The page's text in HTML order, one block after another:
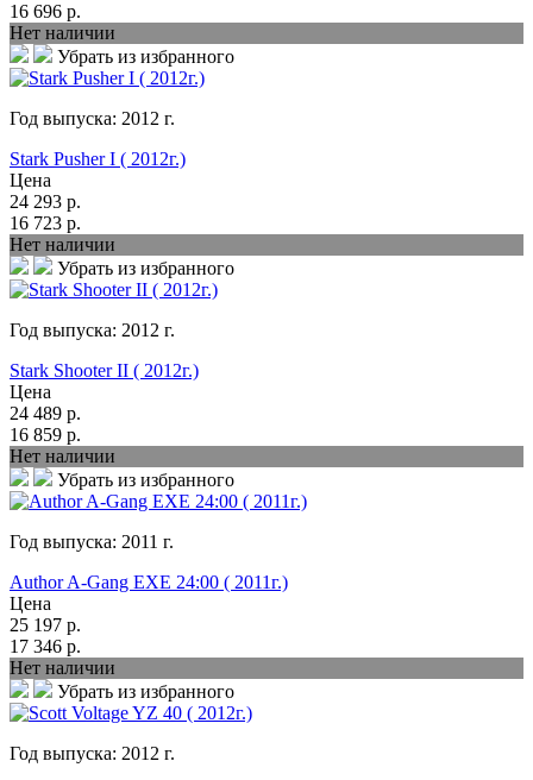
16 696 р.
Нет наличии
Убрать из избранного
Год выпуска: 2012 г.
Stark Pusher I ( 2012г.)
Цена
24 293 р.
16 723 р.
Нет наличии
Убрать из избранного
Год выпуска: 2012 г.
Stark Shooter II ( 2012г.)
Цена
24 489 р.
16 859 р.
Нет наличии
Убрать из избранного
Год выпуска: 2011 г.
Author A-Gang EXE 24:00 ( 2011г.)
Цена
25 197 р.
17 346 р.
Нет наличии
Убрать из избранного
Год выпуска: 2012 г.